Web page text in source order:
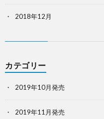
2018年12月
カテゴリー
2019年10月発売
2019年11月発売